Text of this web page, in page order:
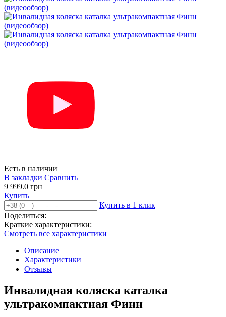
Есть в наличии
В закладки Сравнить
9 999.0 грн
Купить
Купить в 1 клик
Поделиться:
Краткие характеристики:
Смотреть все характеристики
Описание
Характеристики
Отзывы
Инвалидная коляска каталка
ультракомпактная Финн